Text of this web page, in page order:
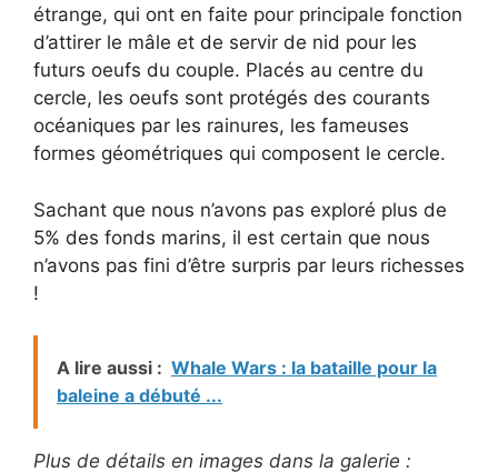
étrange, qui ont en faite pour principale fonction
d’attirer le mâle et de servir de nid pour les
futurs oeufs du couple. Placés au centre du
cercle, les oeufs sont protégés des courants
océaniques par les rainures, les fameuses
formes géométriques qui composent le cercle.
Sachant que nous n’avons pas exploré plus de
5% des fonds marins, il est certain que nous
n’avons pas fini d’être surpris par leurs richesses
!
A lire aussi : Whale Wars : la bataille pour la
baleine a débuté ...
Plus de détails en images dans la galerie :